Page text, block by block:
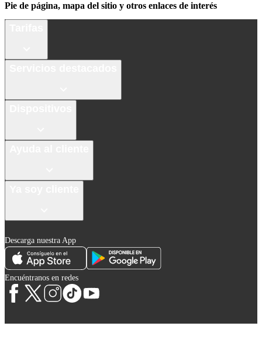
Pie de página, mapa del sitio y otros enlaces de interés
Descarga nuestra App
Encuéntranos en redes